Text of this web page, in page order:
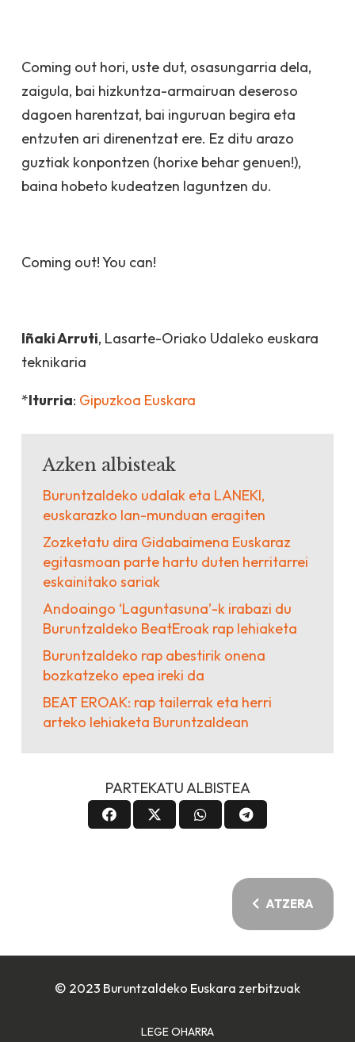
Coming out hori, uste dut, osasungarria dela,
zaigula, bai hizkuntza-armairuan deseroso
dagoen harentzat, bai inguruan begira eta
entzuten ari direnentzat ere. Ez ditu arazo
guztiak konpontzen (horixe behar genuen!),
baina hobeto kudeatzen laguntzen du.
Coming out! You can!
Iñaki Arruti, Lasarte-Oriako Udaleko euskara
teknikaria
*Iturria: Gipuzkoa Euskara
Azken albisteak
Buruntzaldeko udalak eta LANEKI,
euskarazko lan-munduan eragiten
Zozketatu dira Gidabaimena Euskaraz
egitasmoan parte hartu duten herritarrei
eskainitako sariak
Andoaingo ‘Laguntasuna’-k irabazi du
Buruntzaldeko BeatEroak rap lehiaketa
Buruntzaldeko rap abestirik onena
bozkatzeko epea ireki da
BEAT EROAK: rap tailerrak eta herri
arteko lehiaketa Buruntzaldean
PARTEKATU ALBISTEA
ATZERA
© 2023 Buruntzaldeko Euskara zerbitzuak
LEGE OHARRA